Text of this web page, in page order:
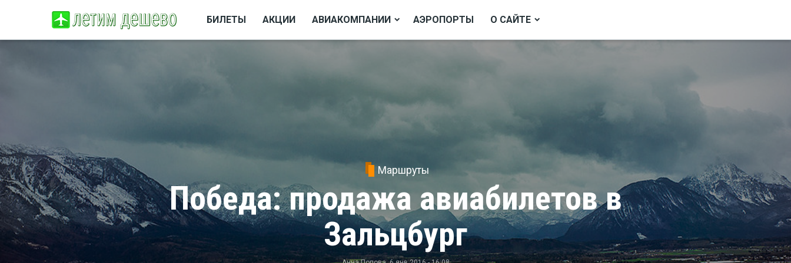
БИЛЕТЫ АКЦИИ АВИАКОМПАНИИ АЭРОПОРТЫ О САЙТЕ
Маршруты
Победа: продажа авиабилетов в
Зальцбург